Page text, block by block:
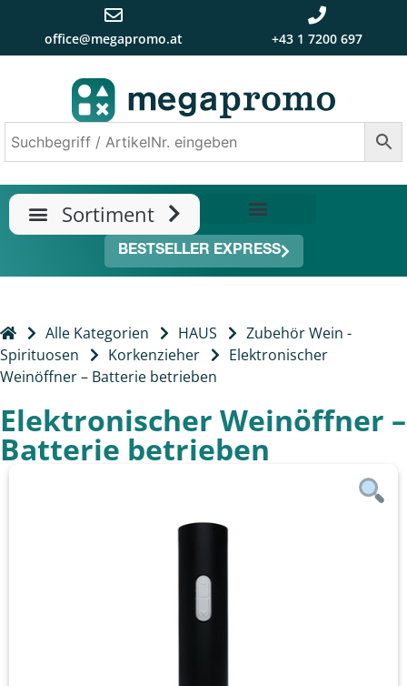
office@megapromo.at +43 1 7200 697
BESTSELLER EXPRESS
Alle Kategorien HAUS
Zubehör Wein -
Spirituosen
Korkenzieher
Elektronischer
Weinöffner – Batterie betrieben
Elektronischer Weinöffner –
Batterie betrieben